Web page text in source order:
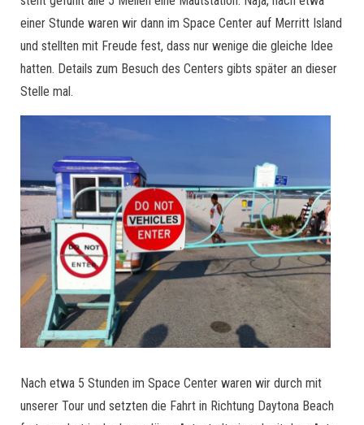
einer Stunde waren wir dann im Space Center auf Merritt Island
und stellten mit Freude fest, dass nur wenige die gleiche Idee
hatten. Details zum Besuch des Centers gibts später an dieser
Stelle mal.
Nach etwa 5 Stunden im Space Center waren wir durch mit
unserer Tour und setzten die Fahrt in Richtung Daytona Beach